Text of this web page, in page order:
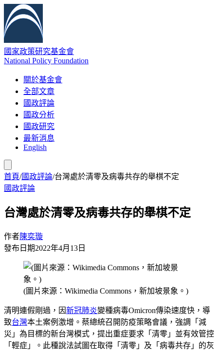
國家政策研究基金會
National Policy Foundation
關於基金會
全部文章
國政評論
國政分析
國政研究
最新消息
English
首頁/國政評論/台灣處於清零及病毒共存的舉棋不定
國政評論
台灣處於清零及病毒共存的舉棋不定
作者陳奕璇
發布日期2022年4月13日
(圖片來源：Wikimedia Commons，新加坡景象。)
清明連假剛過，因新冠肺炎變種病毒Omicron傳染速度快，導
致台灣本土案例激增。蔡總統召開防疫策略會議，強調「減
災」為目標的新台灣模式，提出重症要求「清零」並有效管控
「輕症」。此種說法試圖在取得「清零」及「病毒共存」的灰